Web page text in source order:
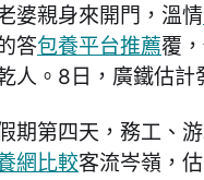
婆親身來開門，溫情
答包養平台推薦覆
人。8日，廣鐵估計
期第四天，務工、
網比較客流岑嶺，